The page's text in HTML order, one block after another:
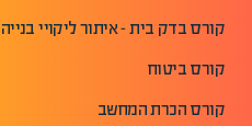
קורס בדק בית - איתור ליקויי בנייה
קורס ביטוח
קורס הכרת המחשב